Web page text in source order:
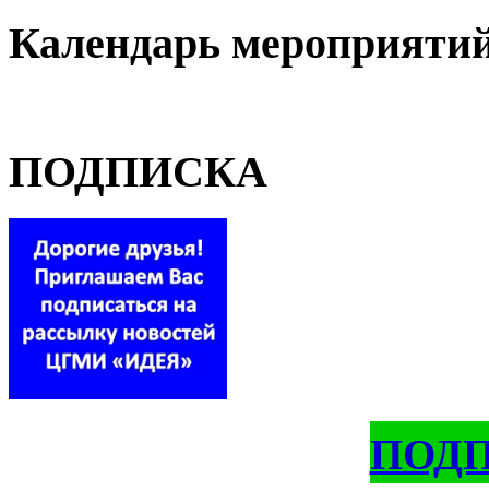
Календарь
ПОДПИСКА